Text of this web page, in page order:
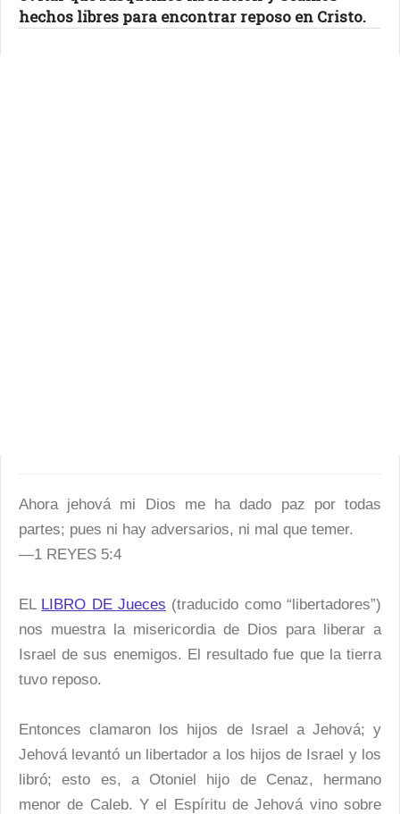
hechos libres para encontrar reposo en Cristo.
Ahora jehová mi Dios me ha dado paz por todas
partes; pues ni hay adversarios, ni mal que temer.
—1 REYES 5:4
EL LIBRO DE Jueces (traducido como “libertadores”)
nos muestra la misericordia de Dios para liberar a
Israel de sus enemigos. El resultado fue que la tierra
tuvo reposo.
Entonces clamaron los hijos de Israel a Jehová; y
Jehová levantó un libertador a los hijos de Israel y los
libró; esto es, a Otoniel hijo de Cenaz, hermano
menor de Caleb. Y el Espíritu de Jehová vino sobre